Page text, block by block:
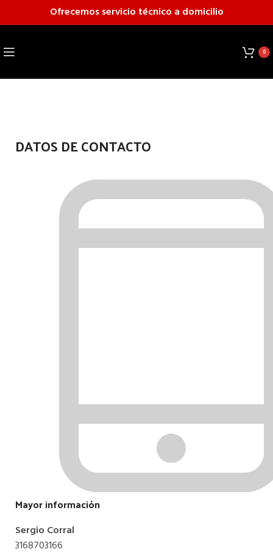
Ofrecemos servicio técnico a domicilio
0
DATOS DE CONTACTO
Mayor información
Sergio Corral
3168703166